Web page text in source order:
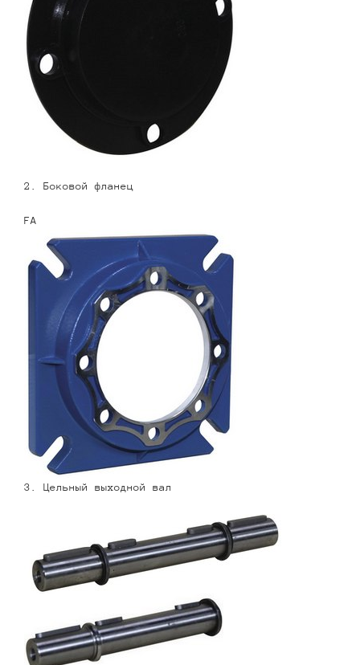
2. Боковой фланец
FA
3. Цельный выходной вал